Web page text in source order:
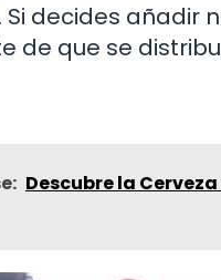
decides
de que se
Descubre la